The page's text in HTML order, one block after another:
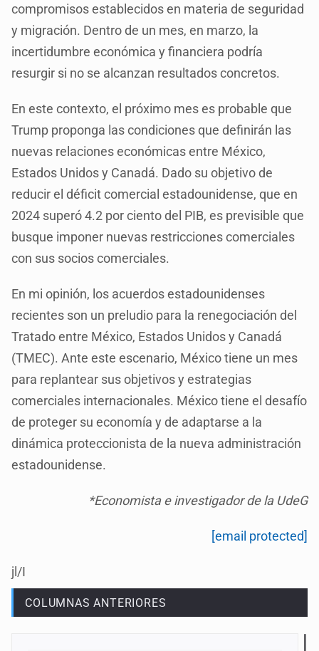
compromisos establecidos en materia de seguridad
y migración. Dentro de un mes, en marzo, la
incertidumbre económica y financiera podría
resurgir si no se alcanzan resultados concretos.
En este contexto, el próximo mes es probable que
Trump proponga las condiciones que definirán las
nuevas relaciones económicas entre México,
Estados Unidos y Canadá. Dado su objetivo de
reducir el déficit comercial estadounidense, que en
2024 superó 4.2 por ciento del PIB, es previsible que
busque imponer nuevas restricciones comerciales
con sus socios comerciales.
En mi opinión, los acuerdos estadounidenses
recientes son un preludio para la renegociación del
Tratado entre México, Estados Unidos y Canadá
(TMEC). Ante este escenario, México tiene un mes
para replantear sus objetivos y estrategias
comerciales internacionales. México tiene el desafío
de proteger su economía y de adaptarse a la
dinámica proteccionista de la nueva administración
estadounidense.
*Economista e investigador de la UdeG
[email protected]
jl/I
COLUMNAS ANTERIORES